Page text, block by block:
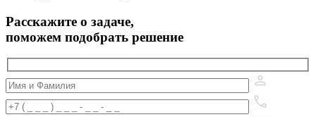
Расскажите о задаче,
поможем подобрать решение